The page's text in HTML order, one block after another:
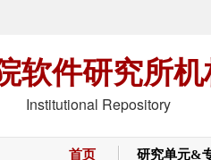
软件研究所
Institutional Repository
首页 研究单元&